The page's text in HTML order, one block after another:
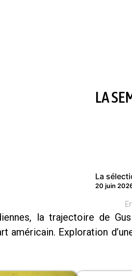
LA
La
20 juin
la trajectoire de
américain. Exploration